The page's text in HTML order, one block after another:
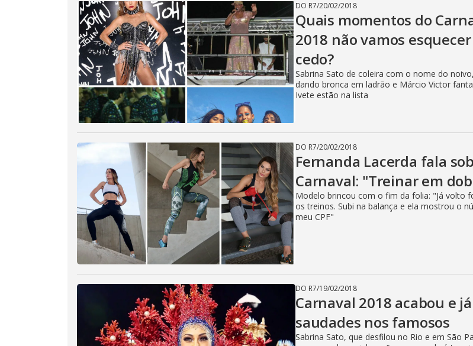
DO R7/20/02/2018
Quais momentos do
2018 não vamos
cedo?
Sabrina Sato de coleira com o nome do
dando bronca em ladrão e Márcio Victor
Ivete estão na lista
DO R7/20/02/2018
Fernanda Lacerda fala
Carnaval: "Treinar em
Modelo brincou com o fim da folia: "Já volto
os treinos. Subi na balança e ela mostrou o
meu CPF"
DO R7/19/02/2018
Carnaval 2018 acabou e
saudades nos famosos
Sabrina Sato, que desfilou no Rio e em São